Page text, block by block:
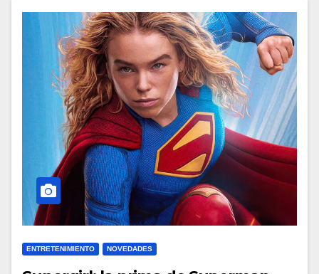
ENTRETENIMIENTO NOVEDADES